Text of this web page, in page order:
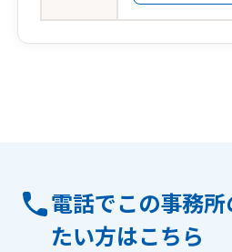
電話でこの事務
たい方はこちら